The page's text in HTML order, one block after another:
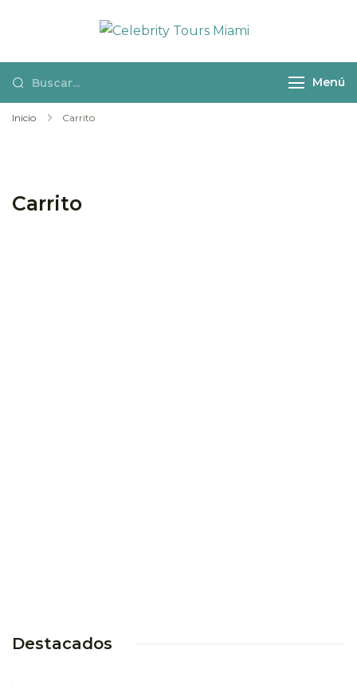
Tours Miami
excursiones en
español porMenú
Inicio Carrito
Carrito
Destacados